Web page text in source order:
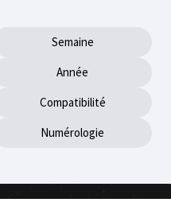
Semaine
Année
Compatibilité
Numérologie